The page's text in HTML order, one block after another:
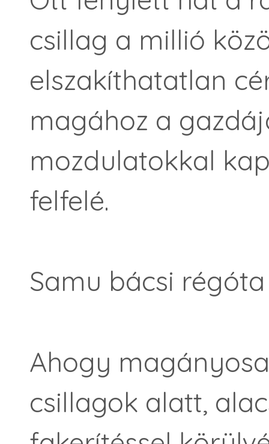
csillag a millió
elszakíthatatlan
magához a
mozdulatokkal
felfelé.
Samu bácsi
Ahogy
csillagok alatt,